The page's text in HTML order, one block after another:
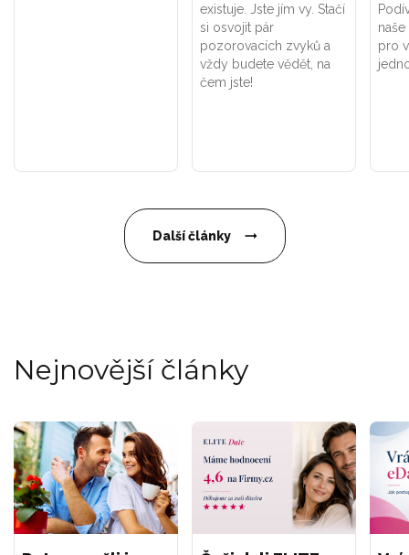
existuje. Jste jím vy. Stačí
si osvojit pár
pozorovacích zvyků a
vždy budete vědět, na
čem jste!
pro
Další články
Nejnovější články